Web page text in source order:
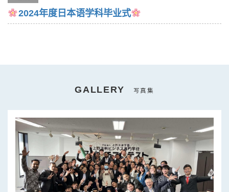
2024年度日本语学科毕业式
GALLERY 写真集